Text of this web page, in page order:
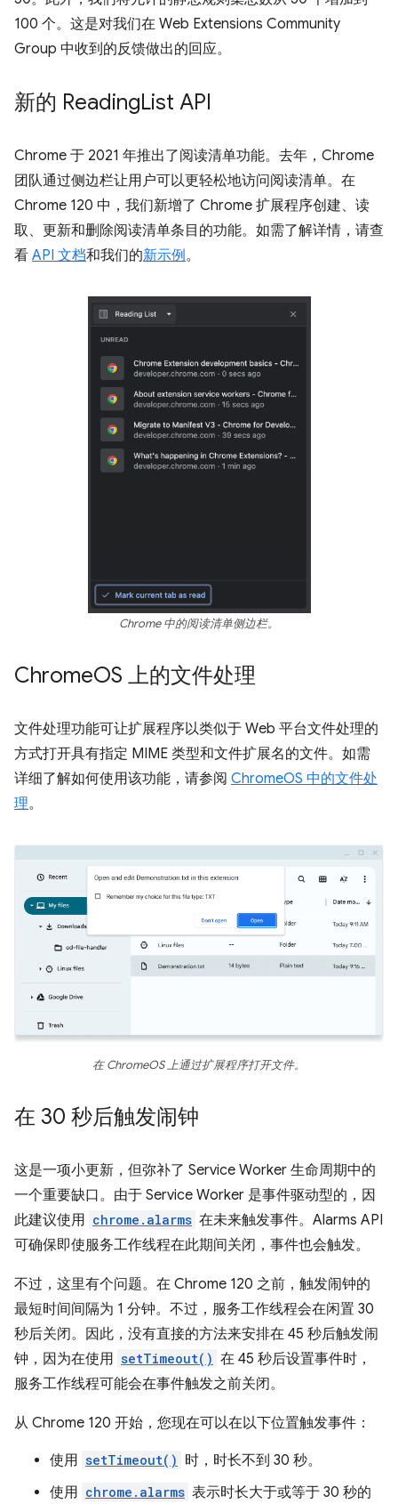
100 个。这是对我们在 Web Extensions Community
Group 中收到的反馈做出的回应。
新的 ReadingList API
Chrome 于 2021 年推出了阅读清单功能。去年，Chrome
团队通过侧边栏让用户可以更轻松地访问阅读清单。在
Chrome 120 中，我们新增了 Chrome 扩展程序创建、读
取、更新和删除阅读清单条目的功能。如需了解详情，请查
看 API 文档和我们的新示例。
Chrome 中的阅读清单侧边栏。
ChromeOS 上的文件处理
文件处理功能可让扩展程序以类似于 Web 平台文件处理的
方式打开具有指定 MIME 类型和文件扩展名的文件。如需
详细了解如何使用该功能，请参阅 ChromeOS 中的文件处
理。
在 ChromeOS 上通过扩展程序打开文件。
在 30 秒后触发闹钟
这是一项小更新，但弥补了 Service Worker 生命周期中的
一个重要缺口。由于 Service Worker 是事件驱动型的，因
此建议使用 chrome.alarms 在未来触发事件。Alarms API
可确保即使服务工作线程在此期间关闭，事件也会触发。
不过，这里有个问题。在 Chrome 120 之前，触发闹钟的
最短时间间隔为 1 分钟。不过，服务工作线程会在闲置 30
秒后关闭。因此，没有直接的方法来安排在 45 秒后触发闹
钟，因为在使用 setTimeout() 在 45 秒后设置事件时，
服务工作线程可能会在事件触发之前关闭。
从 Chrome 120 开始，您现在可以在以下位置触发事件：
使用 setTimeout() 时，时长不到 30 秒。
使用 chrome.alarms 表示时长大于或等于 30 秒的